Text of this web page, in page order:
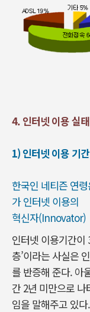
4. 인터넷 이용 실태
1) 인터넷 이용 기
한국인 네티즌 연
가 인터넷 이용의
혁신자(Innovator)
인터넷 이용기간이
층’이라는 사실은
를 반증해 준다. 아
간 2년 미만으로
임을 말해주고 있